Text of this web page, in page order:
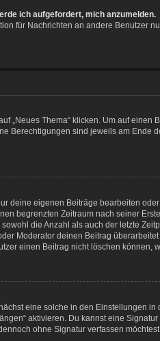
ich aufgefordert, mich anzumelden.
für Nachrichten an andere Benutzer
„Neues Thema“ klicken. Um auf
Berechtigungen sind jeweils am Ende
deine eigenen Beiträge bearbeiten
begrenzten Zeitraum nach seiner
die Anzahl als auch der letzte
Moderator deinen Beitrag
einen Beitrag nicht löschen können,
eine solche in den Einstellungen
aktivieren. Du kannst eine
ohne Signatur verfassen